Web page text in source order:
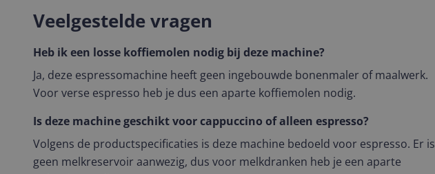
Veelgestelde vragen
Heb ik een losse koffiemolen nodig bij deze machine?
Ja, deze espressomachine heeft geen ingebouwde bonenmaler of maalwerk.
Voor verse espresso heb je dus een aparte koffiemolen nodig.
Is deze machine geschikt voor cappuccino of alleen espresso?
Volgens de productspecificaties is deze machine bedoeld voor espresso. Er is
geen melkreservoir aanwezig, dus voor melkdranken heb je een aparte